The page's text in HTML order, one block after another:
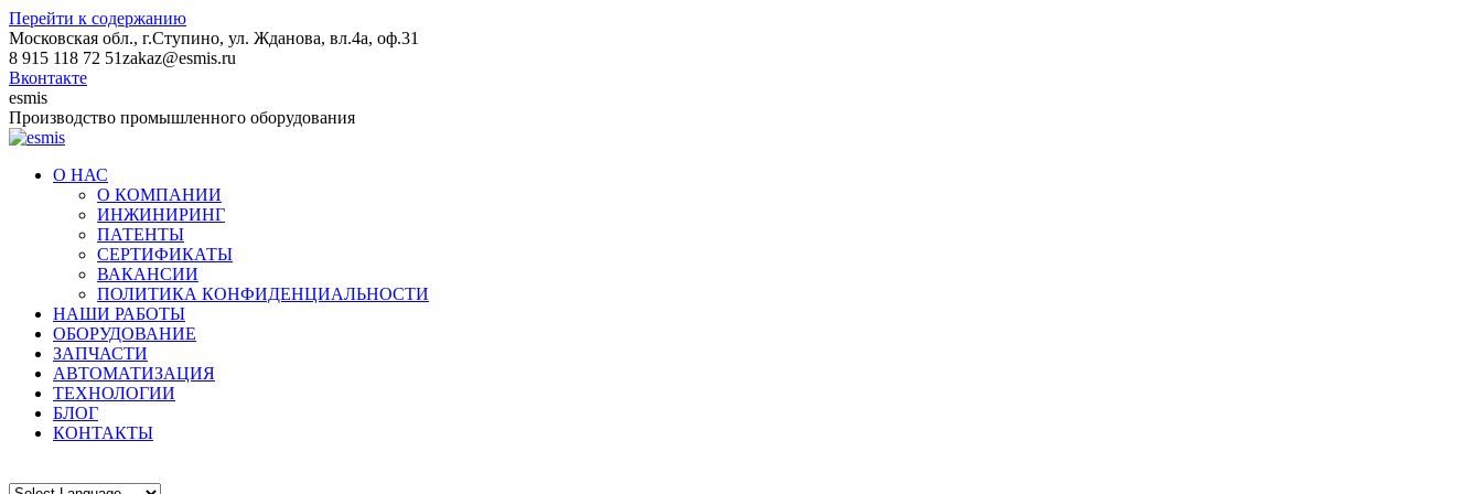
Перейти к содержанию
Московская обл., г.Ступино, ул. Жданова, вл.4а, оф.31
8 915 118 72 51zakaz@esmis.ru
Вконтакте
esmis
Производство промышленного оборудования
О НАС
О КОМПАНИИ
ИНЖИНИРИНГ
ПАТЕНТЫ
СЕРТИФИКАТЫ
ВАКАНСИИ
ПОЛИТИКА КОНФИДЕНЦИАЛЬНОСТИ
НАШИ РАБОТЫ
ОБОРУДОВАНИЕ
ЗАПЧАСТИ
АВТОМАТИЗАЦИЯ
ТЕХНОЛОГИИ
БЛОГ
КОНТАКТЫ